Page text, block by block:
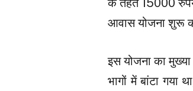
के तहत 15000 रुपये
आवास योजना शुरू
इस योजना का
भागों में बांटा गया